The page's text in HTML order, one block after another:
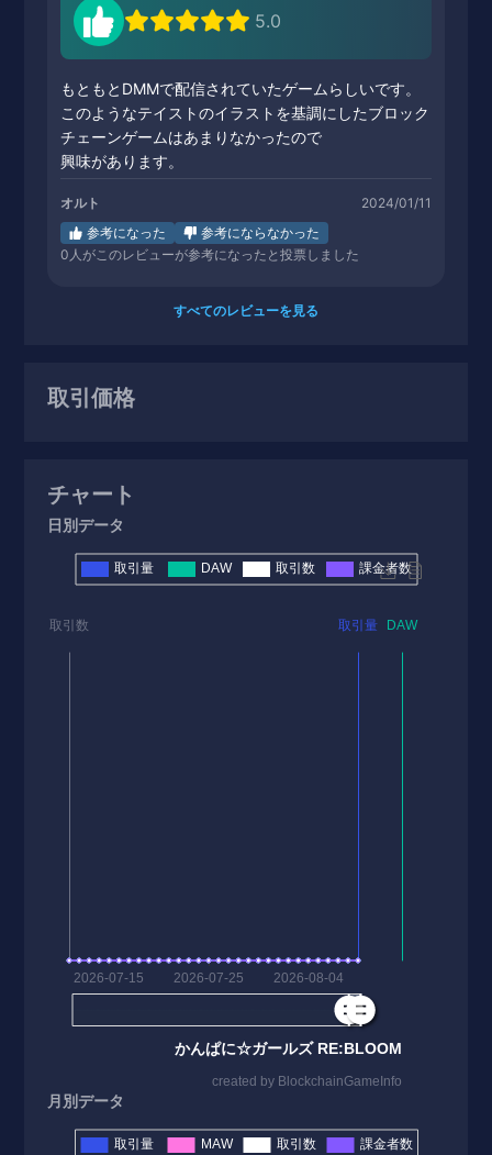
5.0
もともとDMMで配信されていたゲームらしいです。
このようなテイストのイラストを基調にしたブロック
チェーンゲームはあまりなかったので
興味があります。
オルト
2024/01/11
参考になった
参考にならなかった
0 人がこのレビューが参考になったと投票しました
すべてのレビューを見る
取引価格
チャート
日別データ
月別データ